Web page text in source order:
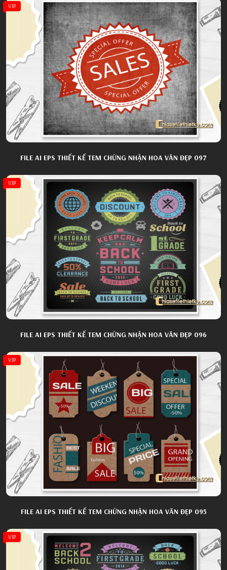
VIP
FILE AI EPS THIẾT KẾ TEM CHỨNG NHẬN HOA VĂN ĐẸP 097
VIP
FILE AI EPS THIẾT KẾ TEM CHỨNG NHẬN HOA VĂN ĐẸP 096
VIP
FILE AI EPS THIẾT KẾ TEM CHỨNG NHẬN HOA VĂN ĐẸP 095
VIP